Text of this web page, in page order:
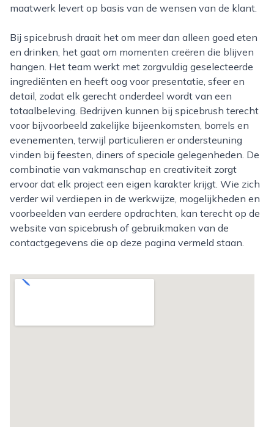
maatwerk levert op basis van de wensen van de klant.
Bij spicebrush draait het om meer dan alleen goed eten
en drinken, het gaat om momenten creëren die blijven
hangen. Het team werkt met zorgvuldig geselecteerde
ingrediënten en heeft oog voor presentatie, sfeer en
detail, zodat elk gerecht onderdeel wordt van een
totaalbeleving. Bedrijven kunnen bij spicebrush terecht
voor bijvoorbeeld zakelijke bijeenkomsten, borrels en
evenementen, terwijl particulieren er ondersteuning
vinden bij feesten, diners of speciale gelegenheden. De
combinatie van vakmanschap en creativiteit zorgt
ervoor dat elk project een eigen karakter krijgt. Wie zich
verder wil verdiepen in de werkwijze, mogelijkheden en
voorbeelden van eerdere opdrachten, kan terecht op de
website van spicebrush of gebruikmaken van de
contactgegevens die op deze pagina vermeld staan.